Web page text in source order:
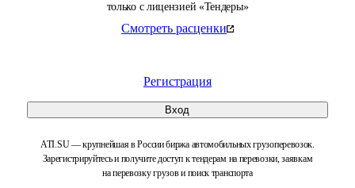
только с лицензией «Тендеры»
Смотреть расценки
Регистрация
Вход
ATI.SU — крупнейшая в России биржа автомобильных грузоперевозок.
Зарегистрируйтесь и получите доступ к тендерам на перевозки, заявкам
на перевозку грузов и поиск транспорта